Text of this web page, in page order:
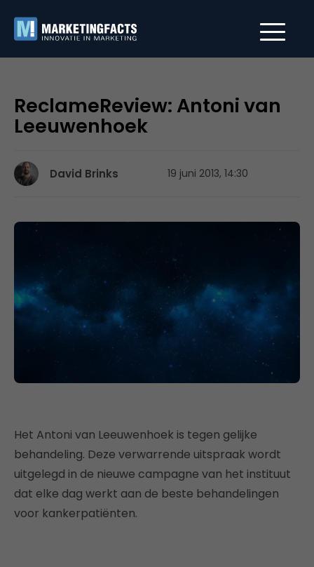
ReclameReview: Antoni van
Leeuwenhoek
David Brinks 19 juni 2013, 14:30
Het Antoni van Leeuwenhoek is tegen gelijke
behandeling. Deze verwarrende uitspraak wordt
uitgelegd in de nieuwe campagne van het instituut
dat elke dag werkt aan de beste behandelingen
voor kankerpatiënten.